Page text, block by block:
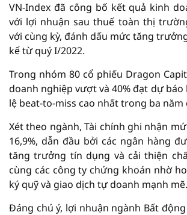
VN-Index đã công bố kết quả kinh
với lợi nhuận sau thuế toàn thị
với cùng kỳ, đánh dấu mức tăng
kể từ quý I/2022.
Trong nhóm 80 cổ phiếu Dragon
doanh nghiệp vượt và 40% đạt dự báo
lệ beat-to-miss cao nhất trong ba năm
Xét theo ngành, Tài chính ghi nhận
16,9%, dẫn đầu bởi các ngân hàng
tăng trưởng tín dụng và cải thiện
cùng các công ty chứng khoán nhờ
ký quỹ và giao dịch tự doanh mạnh mẽ.
Đáng chú ý, lợi nhuận ngành Bất động